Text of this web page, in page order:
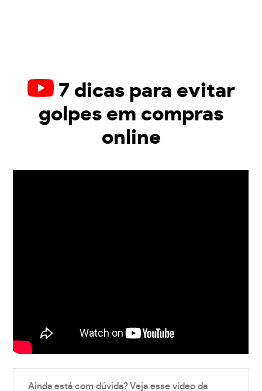
7 dicas para evitar
golpes em compras
online
Ainda está com dúvida? Veja esse vídeo da